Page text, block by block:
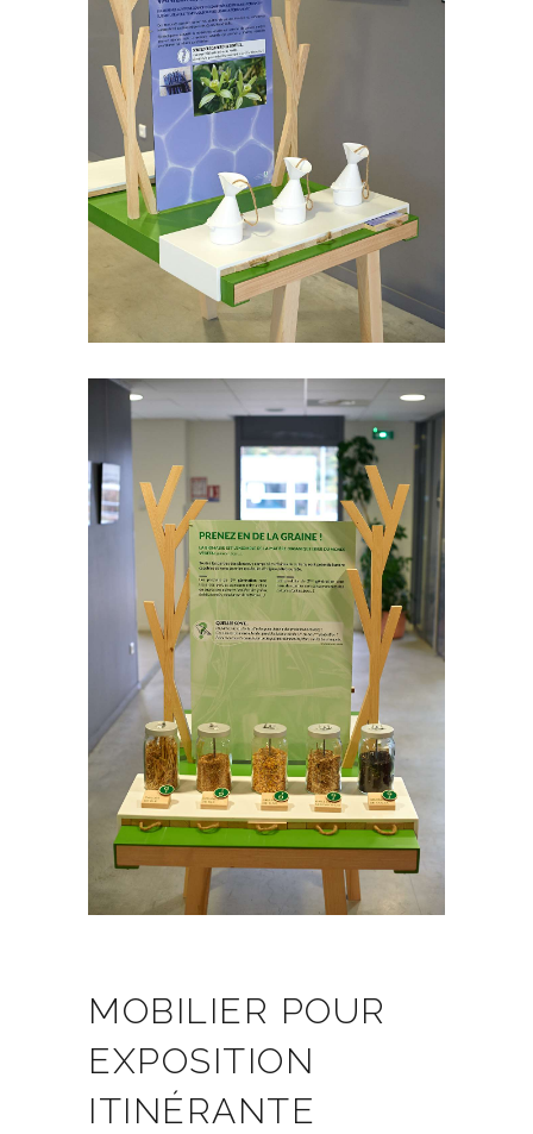
MOBILIER POUR
EXPOSITION
ITINÉRANTE